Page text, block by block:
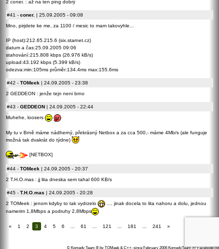
2 coner. : až na ten ping dobrý
#41 - coner. | 25.09.2005 - 09:08
Mno, pirjdete ke me, za 1100 / mesic to mam takovyhle...
IP (host):212.65.215.6 (six.starnet.cz)
datum a čas:25.09.2005 09:06
stahování:215.808 kbps (26.976 kB/s)
upload:43.192 kbps (5.399 kB/s)
odezva:min:105ms průměr:134.4ms max:155.6ms
#42 - TOMeek | 24.09.2005 - 23:38
2 GEDDEON : jenže tejn neni brno
#43 - GEDDEON | 24.09.2005 - 22:44
Muhehe, loosers
My tu v Brně máme nádherný, překrásný Netbox a za cca 500,- máme 4Mb/s (ale funguje
možná tak dvakrát do týdne)
[NETBOX]
#44 - TOMeek | 24.09.2005 - 20:37
2 T.H.O.mas : jj lita dneska sem tahal 600 KB/s
#45 - T.H.O.mas | 24.09.2005 - 20:28
2 TOMeek : jenom kdyby to tak vydrzelo
.... jinak docela to lita nahoru a dolu, jednou
namerim 1,8Mbps a podruhy 2,8Mbps
« 1 2 3 4 5 6 61 121 181 241 »
© Komedy Team ® by TOMeek & C++; since February 2006 KomedyTeam @ Facebook